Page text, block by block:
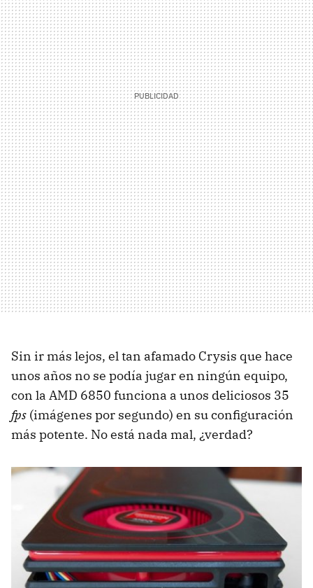
Sin ir más lejos, el tan afamado Crysis que hace
unos años no se podía jugar en ningún equipo,
con la AMD 6850 funciona a unos deliciosos 35
fps (imágenes por segundo) en su configuración
más potente. No está nada mal, ¿verdad?